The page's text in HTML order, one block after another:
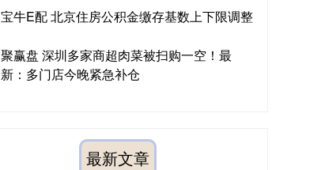
宝牛E配 北京住房公积金缴存基数上下限调整
聚赢盘 深圳多家商超肉菜被扫购一空！最
新：多门店今晚紧急补仓
最新文章